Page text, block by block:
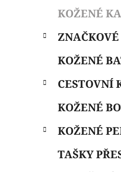
s
n
p
Přeskočit
kategorie
e
i
KOŽENÉ
KOŽENÉ
CESTOVNÍ
KOŽENÉ
KOŽENÉ
TAŠKY